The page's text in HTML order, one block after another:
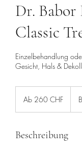
Dr. Babor
Classic
Einzelbehandlung
Gesicht, Hals &
Schweizer
Ab 260 CHF
Beschreibung